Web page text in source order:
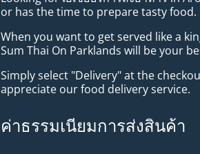
or has the time to prepare tasty food.
When you want to get served like a
Sum Thai On Parklands will be your
Simply select "Delivery" at the
appreciate our food delivery service.
ค่าธรรมเนียมการส่งสินค้า